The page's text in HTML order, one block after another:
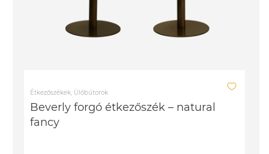
Beverly forgó étkezőszék – natural
fancy
Étkezőszékek, Ülőbútorok